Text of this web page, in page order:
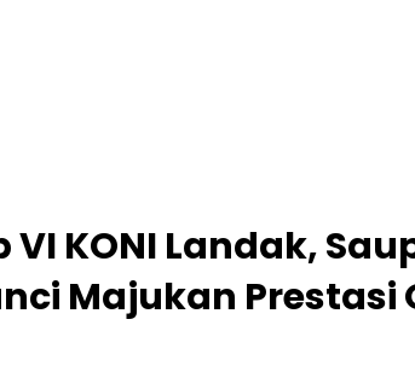
KONI Landak,
Majukan Prestasi